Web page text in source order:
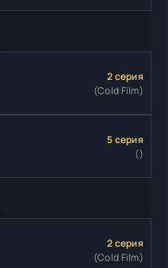
2 серия
(Cold Film)
5 серия
()
2 серия
(Cold Film)